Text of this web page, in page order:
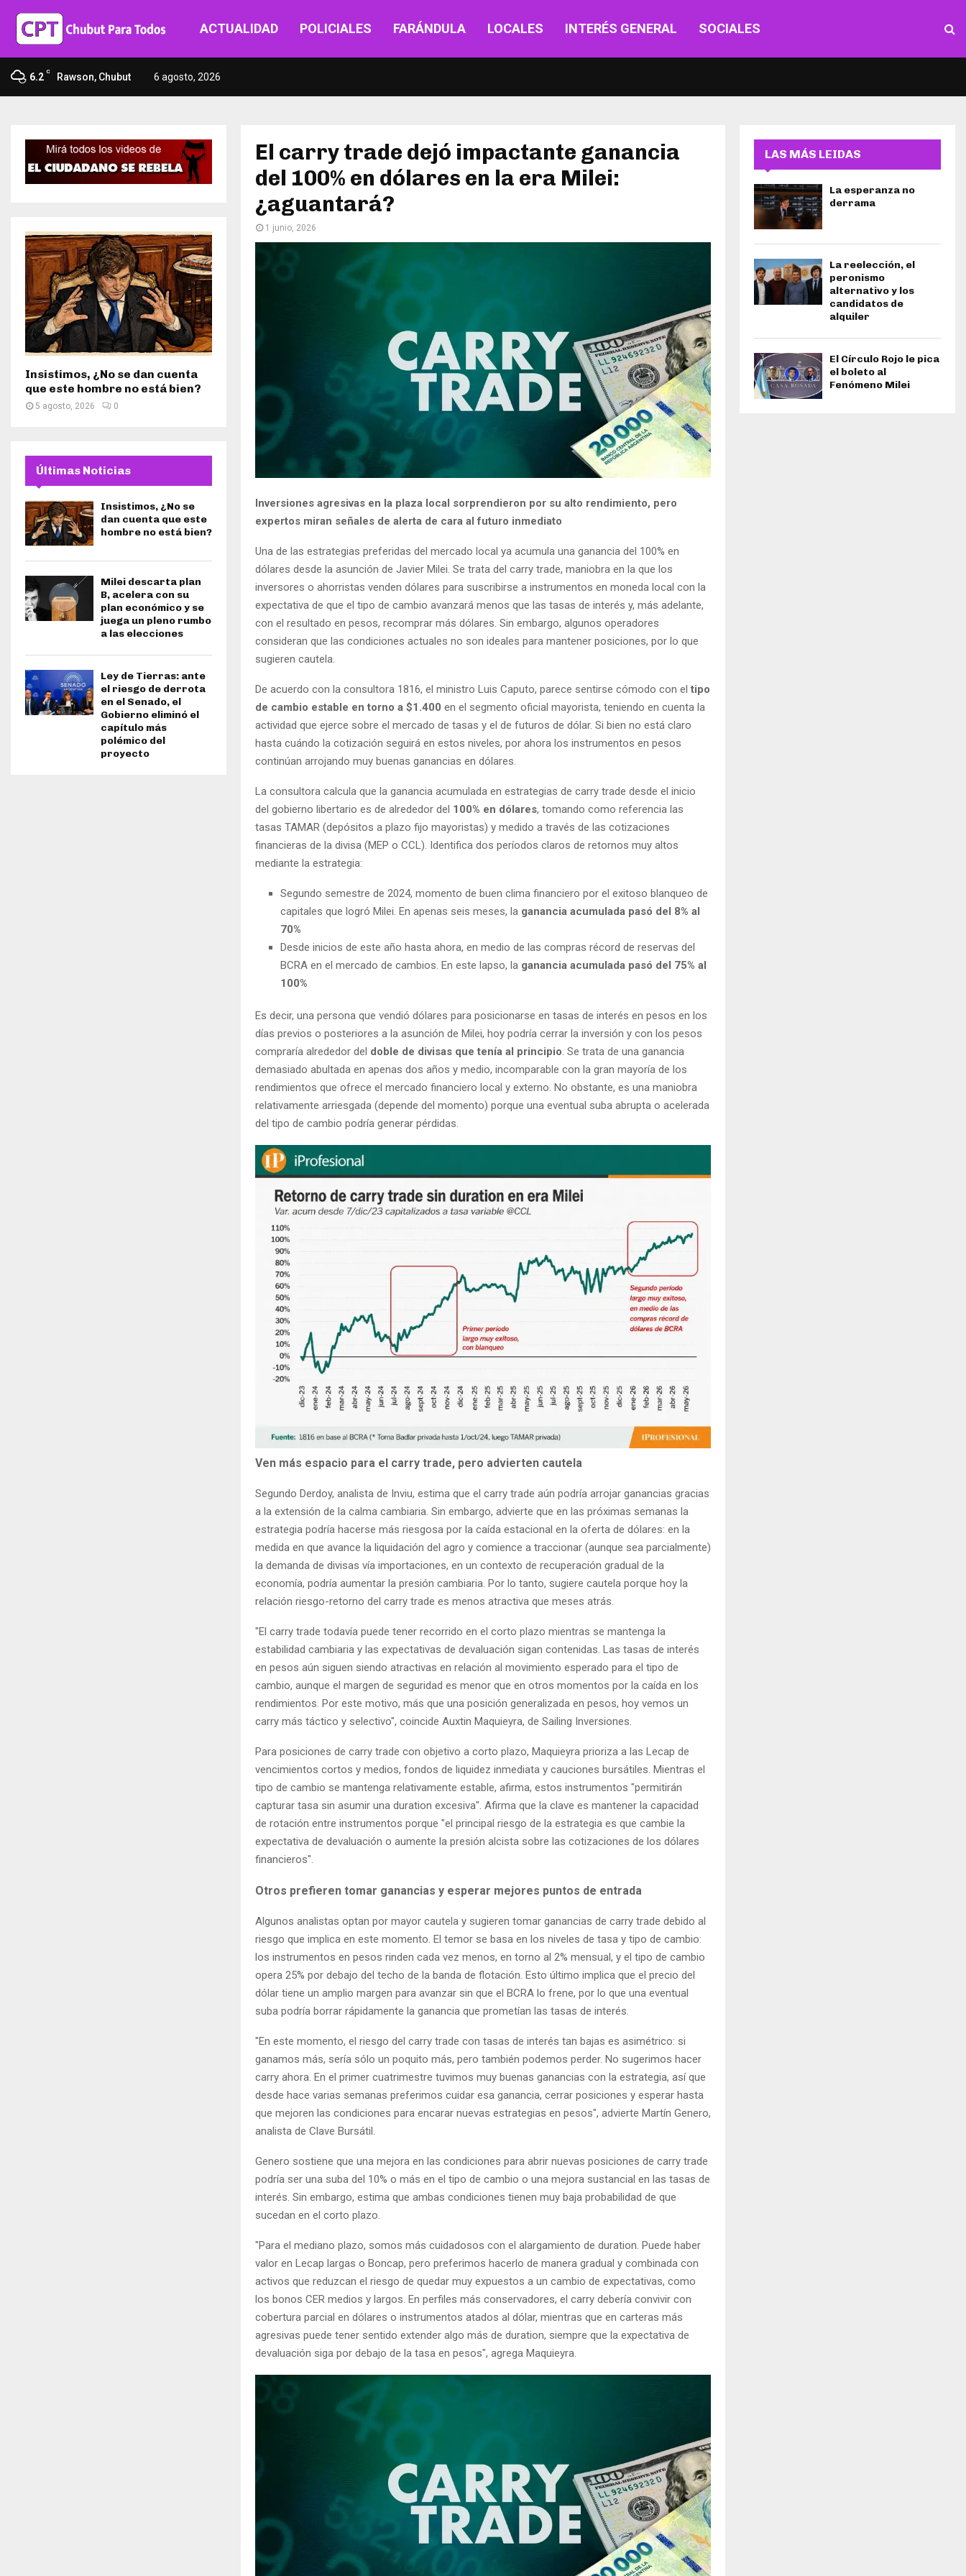
ACTUALIDAD POLICIALES FARÁNDULA LOCALES INTERÉS GENERAL SOCIALES
6.2 C Rawson, Chubut 6 agosto, 2026
El carry trade dejó impactante ganancia
del 100% en dólares en la era Milei:
¿aguantará?
1 junio, 2026
Inversiones agresivas en la plaza local sorprendieron por su alto rendimiento, pero
expertos miran señales de alerta de cara al futuro inmediato
Una de las estrategias preferidas del mercado local ya acumula una ganancia del 100% en
dólares desde la asunción de Javier Milei. Se trata del carry trade, maniobra en la que los
inversores o ahorristas venden dólares para suscribirse a instrumentos en moneda local con la
expectativa de que el tipo de cambio avanzará menos que las tasas de interés y, más adelante,
con el resultado en pesos, recomprar más dólares. Sin embargo, algunos operadores
consideran que las condiciones actuales no son ideales para mantener posiciones, por lo que
sugieren cautela.
De acuerdo con la consultora 1816, el ministro Luis Caputo, parece sentirse cómodo con el tipo
de cambio estable en torno a $1.400 en el segmento oficial mayorista, teniendo en cuenta la
actividad que ejerce sobre el mercado de tasas y el de futuros de dólar. Si bien no está claro
hasta cuándo la cotización seguirá en estos niveles, por ahora los instrumentos en pesos
continúan arrojando muy buenas ganancias en dólares.
La consultora calcula que la ganancia acumulada en estrategias de carry trade desde el inicio
del gobierno libertario es de alrededor del 100% en dólares, tomando como referencia las
tasas TAMAR (depósitos a plazo fijo mayoristas) y medido a través de las cotizaciones
financieras de la divisa (MEP o CCL). Identifica dos períodos claros de retornos muy altos
mediante la estrategia:
Segundo semestre de 2024, momento de buen clima financiero por el exitoso blanqueo de
capitales que logró Milei. En apenas seis meses, la ganancia acumulada pasó del 8% al
70%
Desde inicios de este año hasta ahora, en medio de las compras récord de reservas del
BCRA en el mercado de cambios. En este lapso, la ganancia acumulada pasó del 75% al
100%
Es decir, una persona que vendió dólares para posicionarse en tasas de interés en pesos en los
días previos o posteriores a la asunción de Milei, hoy podría cerrar la inversión y con los pesos
compraría alrededor del doble de divisas que tenía al principio . Se trata de una ganancia
demasiado abultada en apenas dos años y medio, incomparable con la gran mayoría de los
rendimientos que ofrece el mercado financiero local y externo. No obstante, es una maniobra
relativamente arriesgada (depende del momento) porque una eventual suba abrupta o acelerada
del tipo de cambio podría generar pérdidas.
Ven más espacio para el carry trade, pero advierten cautela
Segundo Derdoy, analista de Inviu, estima que el carry trade aún podría arrojar ganancias gracias
a la extensión de la calma cambiaria. Sin embargo, advierte que en las próximas semanas la
estrategia podría hacerse más riesgosa por la caída estacional en la oferta de dólares: en la
medida en que avance la liquidación del agro y comience a traccionar (aunque sea parcialmente)
la demanda de divisas vía importaciones, en un contexto de recuperación gradual de la
economía, podría aumentar la presión cambiaria. Por lo tanto, sugiere cautela porque hoy la
relación riesgo-retorno del carry trade es menos atractiva que meses atrás.
"El carry trade todavía puede tener recorrido en el corto plazo mientras se mantenga la
estabilidad cambiaria y las expectativas de devaluación sigan contenidas. Las tasas de interés
en pesos aún siguen siendo atractivas en relación al movimiento esperado para el tipo de
cambio, aunque el margen de seguridad es menor que en otros momentos por la caída en los
rendimientos. Por este motivo, más que una posición generalizada en pesos, hoy vemos un
carry más táctico y selectivo", coincide Auxtin Maquieyra, de Sailing Inversiones.
Para posiciones de carry trade con objetivo a corto plazo, Maquieyra prioriza a las Lecap de
vencimientos cortos y medios, fondos de liquidez inmediata y cauciones bursátiles. Mientras el
tipo de cambio se mantenga relativamente estable, afirma, estos instrumentos "permitirán
capturar tasa sin asumir una duration excesiva". Afirma que la clave es mantener la capacidad
de rotación entre instrumentos porque "el principal riesgo de la estrategia es que cambie la
expectativa de devaluación o aumente la presión alcista sobre las cotizaciones de los dólares
financieros".
Otros prefieren tomar ganancias y esperar mejores puntos de entrada
Algunos analistas optan por mayor cautela y sugieren tomar ganancias de carry trade debido al
riesgo que implica en este momento. El temor se basa en los niveles de tasa y tipo de cambio:
los instrumentos en pesos rinden cada vez menos, en torno al 2% mensual, y el tipo de cambio
opera 25% por debajo del techo de la banda de flotación. Esto último implica que el precio del
dólar tiene un amplio margen para avanzar sin que el BCRA lo frene, por lo que una eventual
suba podría borrar rápidamente la ganancia que prometían las tasas de interés.
"En este momento, el riesgo del carry trade con tasas de interés tan bajas es asimétrico: si
ganamos más, sería sólo un poquito más, pero también podemos perder. No sugerimos hacer
carry ahora. En el primer cuatrimestre tuvimos muy buenas ganancias con la estrategia, así que
desde hace varias semanas preferimos cuidar esa ganancia, cerrar posiciones y esperar hasta
que mejoren las condiciones para encarar nuevas estrategias en pesos", advierte Martín Genero,
analista de Clave Bursátil.
Genero sostiene que una mejora en las condiciones para abrir nuevas posiciones de carry trade
podría ser una suba del 10% o más en el tipo de cambio o una mejora sustancial en las tasas de
interés. Sin embargo, estima que ambas condiciones tienen muy baja probabilidad de que
sucedan en el corto plazo.
"Para el mediano plazo, somos más cuidadosos con el alargamiento de duration. Puede haber
valor en Lecap largas o Boncap, pero preferimos hacerlo de manera gradual y combinada con
activos que reduzcan el riesgo de quedar muy expuestos a un cambio de expectativas, como
los bonos CER medios y largos. En perfiles más conservadores, el carry debería convivir con
cobertura parcial en dólares o instrumentos atados al dólar, mientras que en carteras más
agresivas puede tener sentido extender algo más de duration, siempre que la expectativa de
devaluación siga por debajo de la tasa en pesos", agrega Maquieyra.
Insistimos, ¿No se dan cuenta
que este hombre no está bien?
5 agosto, 2026 0
Últimas Noticias
Insistimos, ¿No se
dan cuenta que este
hombre no está bien?
Milei descarta plan
B, acelera con su
plan económico y se
juega un pleno rumbo
a las elecciones
Ley de Tierras: ante
el riesgo de derrota
en el Senado, el
Gobierno eliminó el
capítulo más
polémico del
proyecto
LAS MÁS LEIDAS
La esperanza no
derrama
La reelección, el
peronismo
alternativo y los
candidatos de
alquiler
El Círculo Rojo le pica
el boleto al
Fenómeno Milei